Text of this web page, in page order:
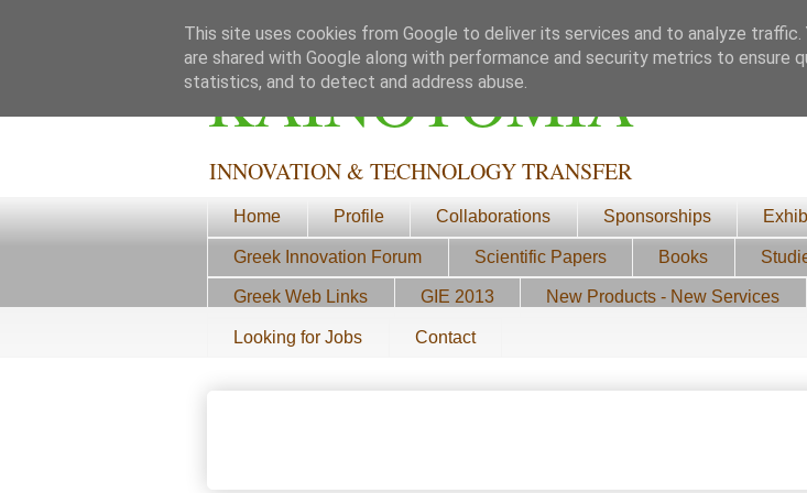
ΚΑΙΝΟΤΟΜΙΑ
INNOVATION & TECHNOLOGY TRANSFER
Home Profile Collaborations Sponsorships
Greek Innovation Forum Scientific Papers Books
Greek Web Links GIE 2013 New Products - New Services
Looking for Jobs Contact
This site uses cookies from Google to deliver its services and to analyze traffic.
are shared with Google along with performance and security metrics to ensure
statistics, and to detect and address abuse.